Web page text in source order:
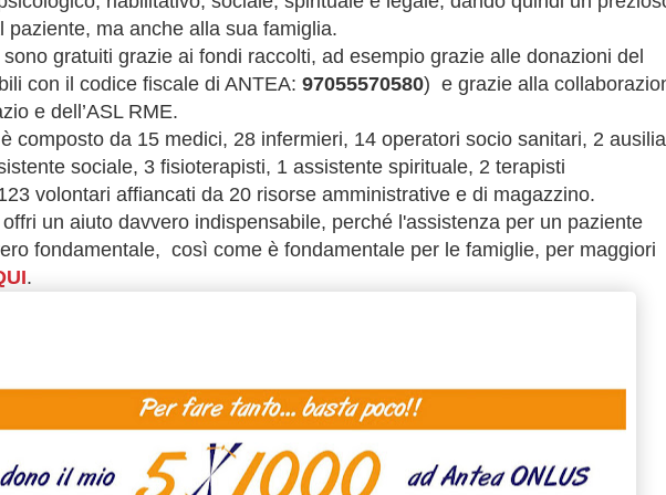
paziente, ma anche alla sua famiglia.
gratuiti grazie ai fondi raccolti, ad esempio grazie alle donazioni del
con il codice fiscale di ANTEA: 97055570580) e grazie alla
e dell’ASL RME.
composto da 15 medici, 28 infermieri, 14 operatori socio sanitari, 2
sociale, 3 fisioterapisti, 1 assistente spirituale, 2 terapisti
volontari affiancati da 20 risorse amministrative e di magazzino.
un aiuto davvero indispensabile, perché l'assistenza per un paziente
fondamentale, così come è fondamentale per le famiglie, per maggiori
.